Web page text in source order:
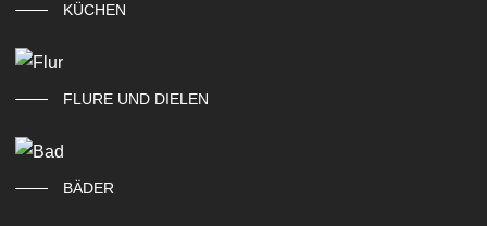
KÜCHEN
FLURE UND DIELEN
BÄDER